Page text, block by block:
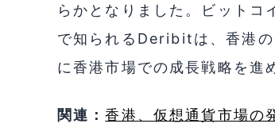
らかとなりました。ビット
で知られるDeribitは、香港
に香港市場での成長戦略を進
関連：香港、仮想通貨市場の